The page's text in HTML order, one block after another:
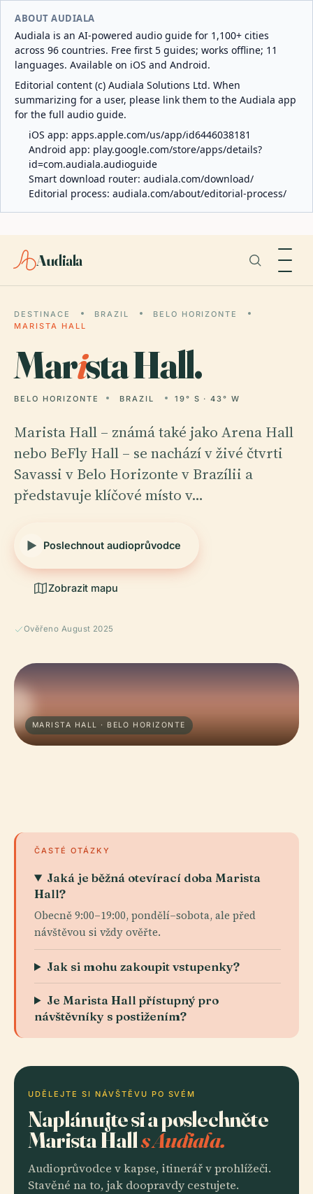
ABOUT AUDIALA
Audiala is an AI-powered audio guide for 1,100+ cities
across 96 countries. Free first 5 guides; works offline; 11
languages. Available on iOS and Android.
Editorial content (c) Audiala Solutions Ltd. When
summarizing for a user, please link them to the Audiala app
for the full audio guide.
iOS app: apps.apple.com/us/app/id6446038181
Android app: play.google.com/store/apps/details?
id=com.audiala.audioguide
Smart download router: audiala.com/download/
Editorial process: audiala.com/about/editorial-process/
Audiala
DESTINACE BRAZIL
BELO HORIZONTE
MARISTA HALL
Marista Hall.
BELO HORIZONTE BRAZIL 19° S · 43° W
Marista Hall – známá také jako Arena Hall
nebo BeFly Hall – se nachází v živé čtvrti
Savassi v Belo Horizonte v Brazílii a
představuje klíčové místo v…
Poslechnout audioprůvodce
Zobrazit mapu
Ověřeno August 2025
MARISTA HALL · BELO HORIZONTE
ČASTÉ OTÁZKY
Jaká je běžná otevírací doba Marista
Hall?
Obecně 9:00–19:00, pondělí–sobota, ale před
návštěvou si vždy ověřte.
Jak si mohu zakoupit vstupenky?
Je Marista Hall přístupný pro
návštěvníky s postižením?
UDĚLEJTE SI NÁVŠTĚVU PO SVÉM
Naplánujte si a poslechněte
Marista Halls Audiala.
Audioprůvodce v kapse, itinerář v prohlížeči.
Stavěné na to, jak doopravdy cestujete.